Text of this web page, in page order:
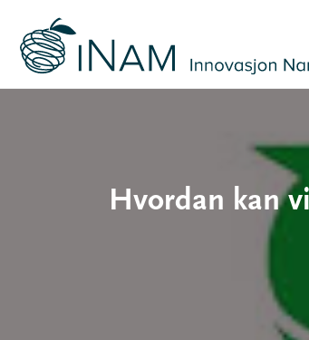
Hvordan kan